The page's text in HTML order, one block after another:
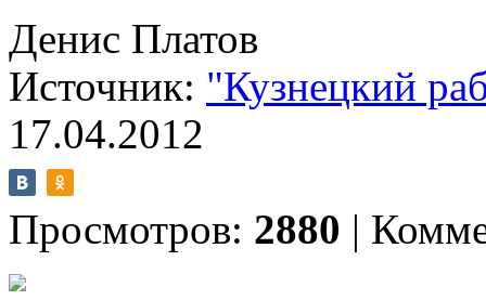
Денис Платов
Источник: "Кузнецкий
17.04.2012
Просмотров: 2880 |